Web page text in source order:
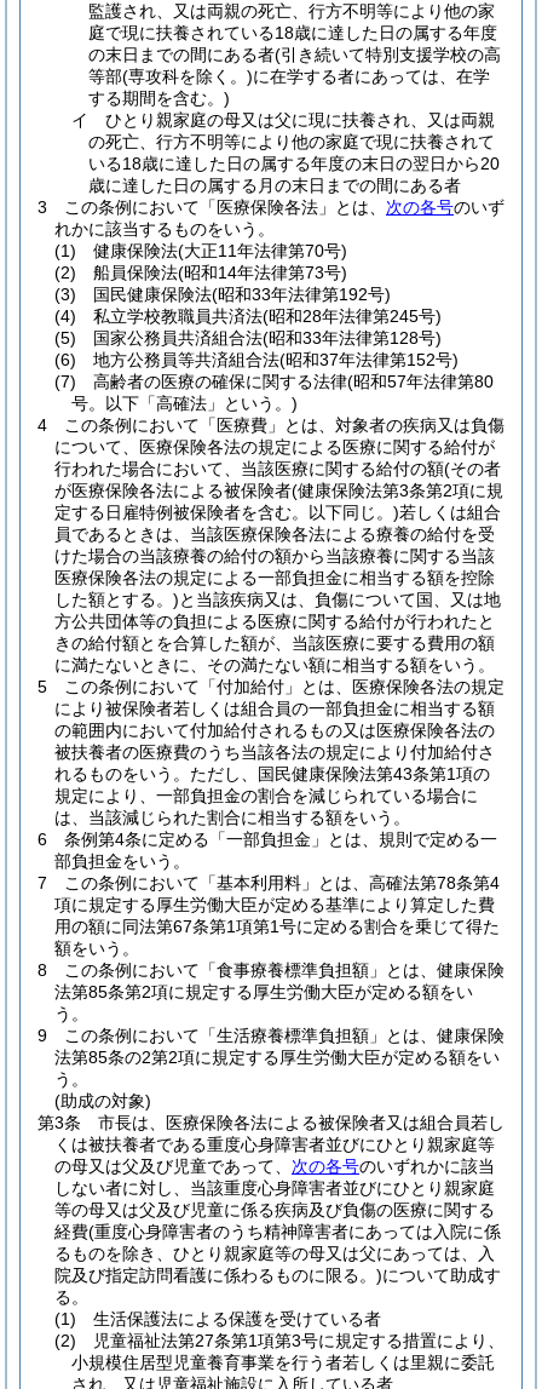
監護され、又は両親の死亡、行方不明等により他の家
庭で現に扶養されている18歳に達した日の属する年度
の末日までの間にある者(引き続いて特別支援学校の高
等部(専攻科を除く。)に在学する者にあっては、在学
する期間を含む。)
イ
ひとり親家庭の母又は父に現に扶養され、又は両親
の死亡、行方不明等により他の家庭で現に扶養されて
いる18歳に達した日の属する年度の末日の翌日から20
歳に達した日の属する月の末日までの間にある者
3
この条例において「医療保険各法」とは、 次の各号のいず
れかに該当するものをいう。
(1)
健康保険法(大正11年法律第70号)
(2)
船員保険法(昭和14年法律第73号)
(3)
国民健康保険法(昭和33年法律第192号)
(4)
私立学校教職員共済法(昭和28年法律第245号)
(5)
国家公務員共済組合法(昭和33年法律第128号)
(6)
地方公務員等共済組合法(昭和37年法律第152号)
(7)
高齢者の医療の確保に関する法律(昭和57年法律第80
号。以下「高確法」という。)
4
この条例において「医療費」とは、対象者の疾病又は負傷
について、医療保険各法の規定による医療に関する給付が
行われた場合において、当該医療に関する給付の額(その者
が医療保険各法による被保険者(健康保険法第3条第2項に規
定する日雇特例被保険者を含む。以下同じ。)若しくは組合
員であるときは、当該医療保険各法による療養の給付を受
けた場合の当該療養の給付の額から当該療養に関する当該
医療保険各法の規定による一部負担金に相当する額を控除
した額とする。)と当該疾病又は、負傷について国、又は地
方公共団体等の負担による医療に関する給付が行われたと
きの給付額とを合算した額が、当該医療に要する費用の額
に満たないときに、その満たない額に相当する額をいう。
5
この条例において「付加給付」とは、医療保険各法の規定
により被保険者若しくは組合員の一部負担金に相当する額
の範囲内において付加給付されるもの又は医療保険各法の
被扶養者の医療費のうち当該各法の規定により付加給付さ
れるものをいう。 ただし、国民健康保険法第43条第1項の
規定により、一部負担金の割合を減じられている場合に
は、当該減じられた割合に相当する額をいう。
6
条例第4条に定める「一部負担金」とは、規則で定める一
部負担金をいう。
7
この条例において「基本利用料」とは、高確法第78条第4
項に規定する厚生労働大臣が定める基準により算定した費
用の額に同法第67条第1項第1号に定める割合を乗じて得た
額をいう。
8
この条例において「食事療養標準負担額」とは、健康保険
法第85条第2項に規定する厚生労働大臣が定める額をい
う。
9
この条例において「生活療養標準負担額」とは、健康保険
法第85条の2第2項に規定する厚生労働大臣が定める額をい
う。
(助成の対象)
第3条
市長は、医療保険各法による被保険者又は組合員若し
くは被扶養者である重度心身障害者並びにひとり親家庭等
の母又は父及び児童であって、 次の各号のいずれかに該当
しない者に対し、当該重度心身障害者並びにひとり親家庭
等の母又は父及び児童に係る疾病及び負傷の医療に関する
経費(重度心身障害者のうち精神障害者にあっては入院に係
るものを除き、ひとり親家庭等の母又は父にあっては、入
院及び指定訪問看護に係わるものに限る。)について助成す
る。
(1)
生活保護法による保護を受けている者
(2)
児童福祉法第27条第1項第3号に規定する措置により、
小規模住居型児童養育事業を行う者若しくは里親に委託
され、又は児童福祉施設に入所している者